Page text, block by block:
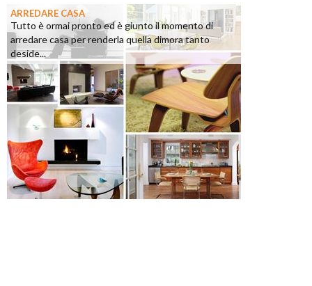
ARREDARE CASA
Tutto è ormai pronto ed è giunto il momento di
arredare casa per renderla quella dimora tanto
deside...